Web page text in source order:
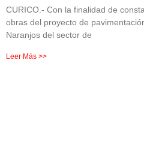
CURICO.- Con la finalidad de
obras del proyecto de
Naranjos del sector de
Leer Más >>